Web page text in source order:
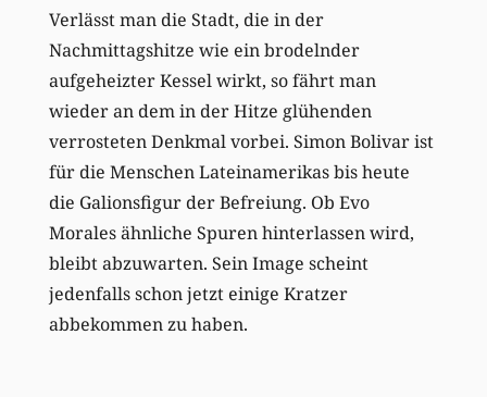
Verlässt man die Stadt, die in der
Nachmittagshitze wie ein brodelnder
aufgeheizter Kessel wirkt, so fährt man
wieder an dem in der Hitze glühenden
verrosteten Denkmal vorbei. Simon Bolivar ist
für die Menschen Lateinamerikas bis heute
die Galionsfigur der Befreiung. Ob Evo
Morales ähnliche Spuren hinterlassen wird,
bleibt abzuwarten. Sein Image scheint
jedenfalls schon jetzt einige Kratzer
abbekommen zu haben.